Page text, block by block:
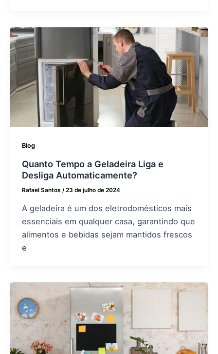
Blog
Quanto Tempo a Geladeira Liga e
Desliga Automaticamente?
Rafael Santos /23 de julho de 2024
A geladeira é um dos eletrodomésticos mais
essenciais em qualquer casa, garantindo que
alimentos e bebidas sejam mantidos frescos
e